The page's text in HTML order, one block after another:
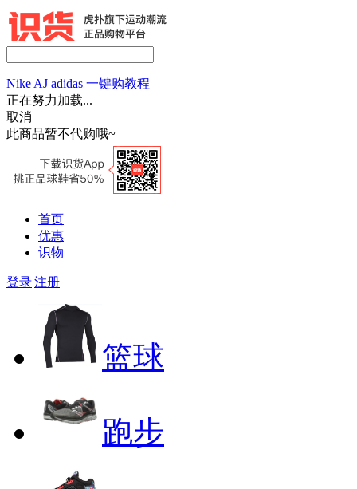
Nike AJ adidas 一键购教程
正在努力加载...
取消
此商品暂不代购哦~
首页
优惠
识物
登录|注册
篮球
跑步